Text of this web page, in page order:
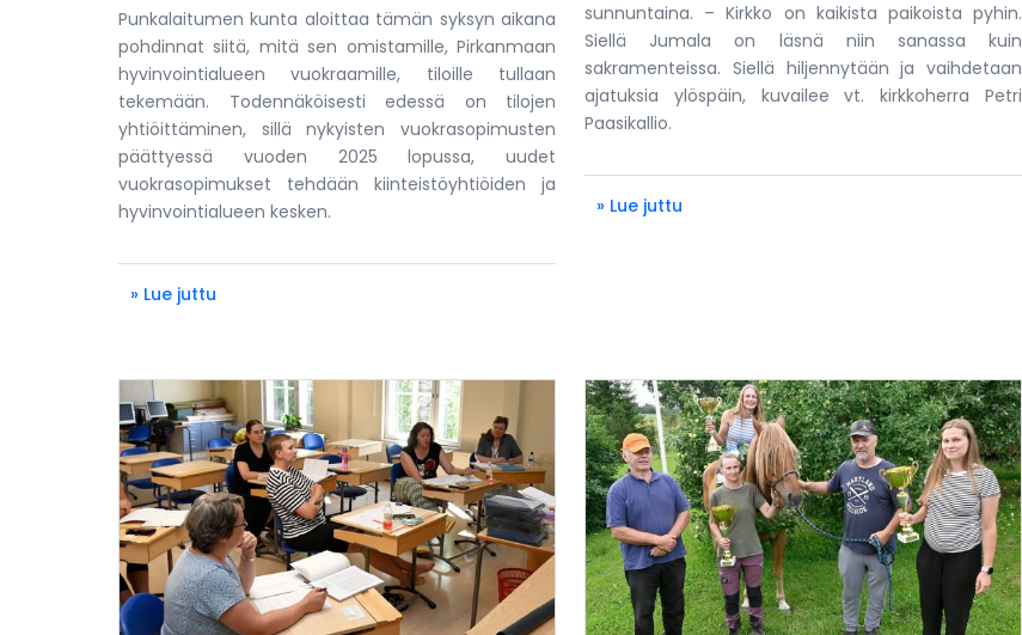
Punkalaitumen kunta aloittaa tämän syksyn aikana
pohdinnat siitä, mitä sen omistamille, Pirkanmaan
hyvinvointialueen vuokraamille, tiloille tullaan
tekemään. Todennäköisesti edessä on tilojen
yhtiöittäminen, sillä nykyisten vuokrasopimusten
päättyessä vuoden 2025 lopussa, uudet
vuokrasopimukset tehdään kiinteistöyhtiöiden ja
hyvinvointialueen kesken.
» Lue juttu
sunnuntaina. – Kirkko on kaikista paikoista pyhin.
Siellä Jumala on läsnä niin sanassa kuin
sakramenteissa. Siellä hiljennytään ja vaihdetaan
ajatuksia ylöspäin, kuvailee vt. kirkkoherra Petri
Paasikallio.
» Lue juttu